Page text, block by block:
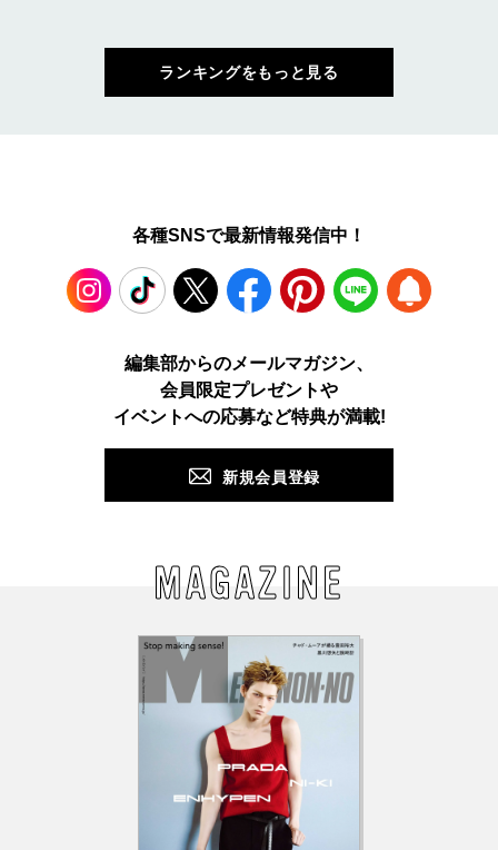
ランキングをもっと見る
各種SNSで最新情報発信中！
TikTok Facebook Pinterest LINE
編集部からのメールマガジン、
会員限定プレゼントや
イベントへの応募など特典が満載!
新規会員登録
MAGAZINE